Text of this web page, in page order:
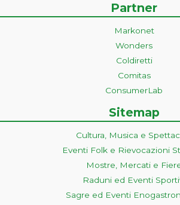
Partner
Markonet
Wonders
Coldiretti
Comitas
ConsumerLab
Sitemap
Cultura, Musica e
Eventi Folk e Rievocazioni
Mostre, Mercati e
Raduni ed Eventi
Sagre ed Eventi